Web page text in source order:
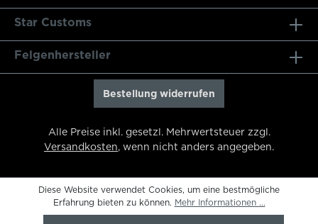
Star Customs
Felgenhersteller
Bestellung widerrufen
Alle Preise inkl. gesetzl. Mehrwertsteuer zzgl.
Versandkosten, wenn nicht anders angegeben.
Diese Website verwendet Cookies, um eine bestmögliche
Erfahrung bieten zu können. Mehr Informationen ...